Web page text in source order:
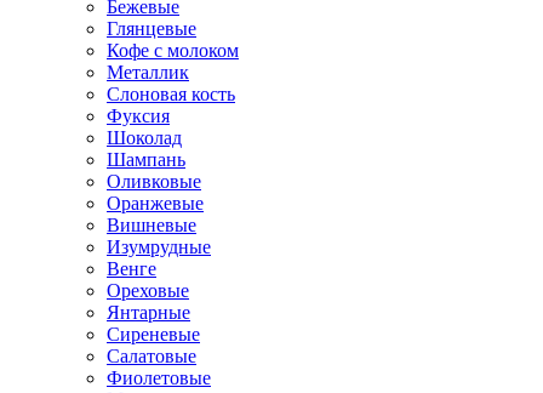
Бежевые
Глянцевые
Кофе с молоком
Металлик
Слоновая кость
Фуксия
Шоколад
Шампань
Оливковые
Оранжевые
Вишневые
Изумрудные
Венге
Ореховые
Янтарные
Сиреневые
Салатовые
Фиолетовые